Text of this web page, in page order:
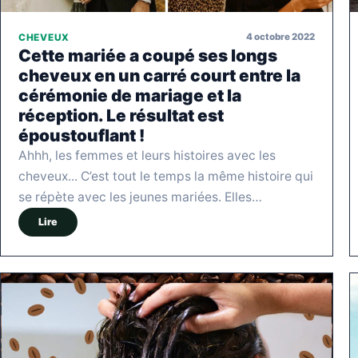
CHEVEUX 4 octobre 2022
Cette mariée a coupé ses longs
cheveux en un carré court entre la
cérémonie de mariage et la
réception. Le résultat est
époustouflant !
Ahhh, les femmes et leurs histoires avec les
cheveux... C’est tout le temps la même histoire qui
se répète avec les jeunes mariées. Elles…
Lire